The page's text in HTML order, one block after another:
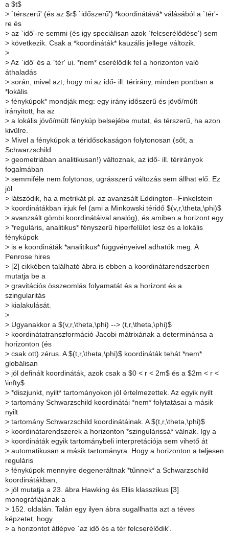
a $t$
> `térszerű' (és az $r$ `időszerű') *koordinátává* válásából a `tér'-
re és
> az `idő'-re semmi (és igy speciálisan azok `felcserélődése') sem
> következik. Csak a *koordináták* kauzális jellege változik.
>
> Az `idő' és a `tér' ui. *nem* cserélődik fel a horizonton való
áthaladás
> során, mivel azt, hogy mi az idő- ill. térirány, minden pontban a
*lokális
> fénykúpok* mondják meg: egy irány időszerű és jövő/múlt
irányitott, ha az
> a lokális jövő/múlt fénykúp belsejébe mutat, és térszerű, ha azon
kivülre.
> Mivel a fénykúpok a téridősokaságon folytonosan (sőt, a
Schwarzschild
> geometriában analitikusan!) változnak, az idő- ill. térirányok
fogalmában
> semmiféle nem folytonos, ugrásszerű változás sem állhat elő. Ez
jól
> látszódik, ha a metrikát pl. az avanzsált Eddington--Finkelstein
> koordinátákban irjuk fel (ami a Minkowski téridő $(v,r,\theta,\phi)$
> avanzsált gömbi koordinátáival analóg), és amiben a horizont egy
> *reguláris, analitikus* fényszerű hiperfelület lesz és a lokális
fénykúpok
> is e koordináták *analitikus* függvényeivel adhatók meg. A
Penrose hires
> [2] cikkében található ábra is ebben a koordinátarendszerben
mutatja be a
> gravitációs összeomlás folyamatát és a horizont és a
szingularitás
> kialakulását.
>
> Ugyanakkor a $(v,r,\theta,\phi) --> (t,r,\theta,\phi)$
> koordinátatranszformáció Jacobi mátrixának a determinánsa a
horizonton (és
> csak ott) zérus. A $(t,r,\theta,\phi)$ koordináták tehát *nem*
globálisan
> jól definált koordináták, azok csak a $0 < r < 2m$ és a $2m < r <
\infty$
> *diszjunkt, nyilt* tartományokon jól értelmezettek. Az egyik nyilt
> tartomány Schwarzschild koordinátái *nem* folytatásai a másik
nyilt
> tartomány Schwarzschild koordinátáinak. A $(t,r,\theta,\phi)$
> koordinátarendszerek a horizonton *szingulárissá* válnak. Igy a
> koordináták egyik tartománybeli interpretációja sem vihető át
> automatikusan a másik tartományra. Hogy a horizonton a teljesen
reguláris
> fénykúpok mennyire degeneráltnak *tűnnek* a Schwarzschild
koordinátákban,
> jól mutatja a 23. ábra Hawking és Ellis klasszikus [3]
monográfiájának a
> 152. oldalán. Talán egy ilyen ábra sugallhatta azt a téves
képzetet, hogy
> a horizontot átlépve `az idő és a tér felcserélődik'.